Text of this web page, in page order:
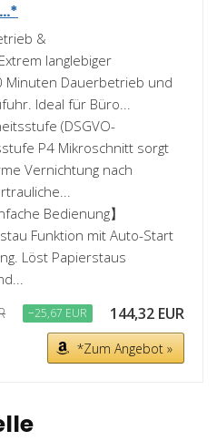
&
langlebiger
Minuten Dauerbetrieb und
Ideal für Büro...
(DSGVO-
P4 Mikroschnitt sorgt
Vernichtung nach
Bedienung】
Funktion mit Auto-Start
Löst Papierstaus
−25,67 EUR 144,32 EUR
*Zum Angebot »